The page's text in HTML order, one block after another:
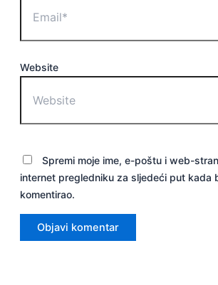
Website
Spremi moje ime, e-poštu i web-
internet pregledniku za sljedeći put kada
komentirao.